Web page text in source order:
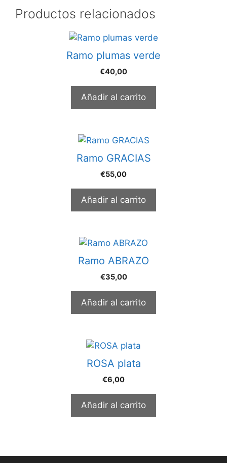
Productos relacionados
Ramo plumas verde
€40,00
Añadir al carrito
Ramo GRACIAS
€55,00
Añadir al carrito
Ramo ABRAZO
€35,00
Añadir al carrito
ROSA plata
€6,00
Añadir al carrito